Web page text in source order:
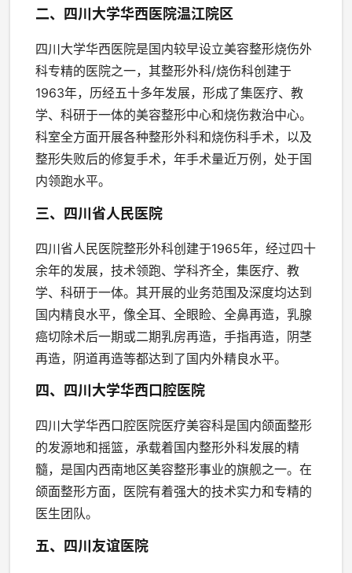
二、四川大学华西医院温江院区
四川大学华西医院是国内较早设立美容整形烧伤外
科专精的医院之一，其整形外科/烧伤科创建于
1963年，历经五十多年发展，形成了集医疗、教
学、科研于一体的美容整形中心和烧伤救治中心。
科室全方面开展各种整形外科和烧伤科手术，以及
整形失败后的修复手术，年手术量近万例，处于国
内领跑水平。
三、四川省人民医院
四川省人民医院整形外科创建于1965年，经过四十
余年的发展，技术领跑、学科齐全，集医疗、教
学、科研于一体。其开展的业务范围及深度均达到
国内精良水平，像全耳、全眼睑、全鼻再造，乳腺
癌切除术后一期或二期乳房再造，手指再造，阴茎
再造，阴道再造等都达到了国内外精良水平。
四、四川大学华西口腔医院
四川大学华西口腔医院医疗美容科是国内颌面整形
的发源地和摇篮，承载着国内整形外科发展的精
髓，是国内西南地区美容整形事业的旗舰之一。在
颌面整形方面，医院有着强大的技术实力和专精的
医生团队。
五、四川友谊医院